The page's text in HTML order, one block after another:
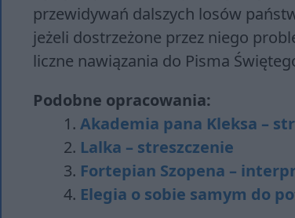
przewidywań dalszych losów
jeżeli dostrzeżone przez niego
liczne nawiązania do Pisma
Podobne opracowania:
Akademia pana Kleksa –
Lalka – streszczenie
Fortepian Szopena –
Elegia o sobie samym do